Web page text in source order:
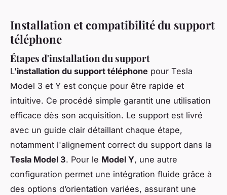
Installation et compatibilité du support
téléphone
Étapes d'installation du support
L'installation du support téléphone pour Tesla
Model 3 et Y est conçue pour être rapide et
intuitive. Ce procédé simple garantit une utilisation
efficace dès son acquisition. Le support est livré
avec un guide clair détaillant chaque étape,
notamment l'alignement correct du support dans la
Tesla Model 3. Pour le Model Y, une autre
configuration permet une intégration fluide grâce à
des options d’orientation variées, assurant une